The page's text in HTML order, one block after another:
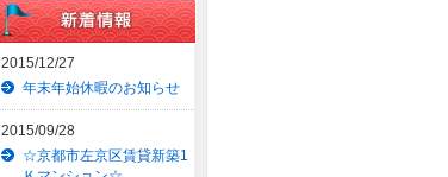
2015/12/27
年末年始休暇のお知らせ
2015/09/28
☆京都市左京区賃貸新築1